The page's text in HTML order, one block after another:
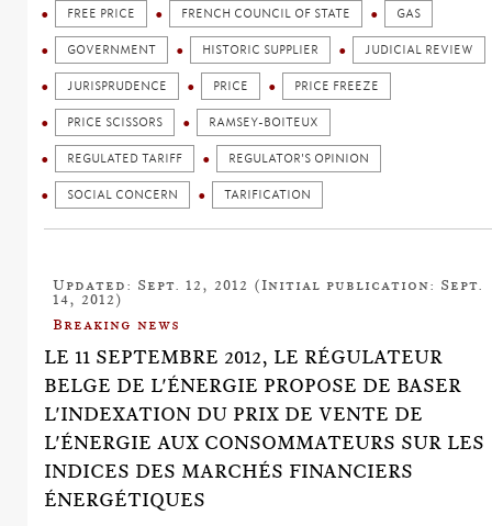
FREE PRICE FRENCH COUNCIL OF STATE GAS
GOVERNMENT HISTORIC SUPPLIER JUDICIAL REVIEW
JURISPRUDENCE PRICE PRICE FREEZE
PRICE SCISSORS RAMSEY-BOITEUX
REGULATED TARIFF REGULATOR'S OPINION
SOCIAL CONCERN TARIFICATION
Updated: Sept. 12, 2012 (Initial publication: Sept.
14, 2012)
Breaking news
LE 11 SEPTEMBRE 2012, LE RÉGULATEUR
BELGE DE L'ÉNERGIE PROPOSE DE BASER
L'INDEXATION DU PRIX DE VENTE DE
L'ÉNERGIE AUX CONSOMMATEURS SUR LES
INDICES DES MARCHÉS FINANCIERS
ÉNERGÉTIQUES